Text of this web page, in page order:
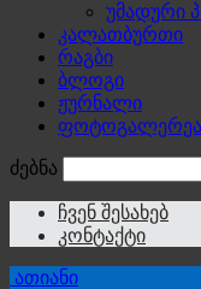
უმადური
კალათბურთი
რაგბი
ბლოგი
ჟურნალი
ფოტოგალერეა
ძებნა
ჩვენ შესახებ
კონტაქტი
ათიანი